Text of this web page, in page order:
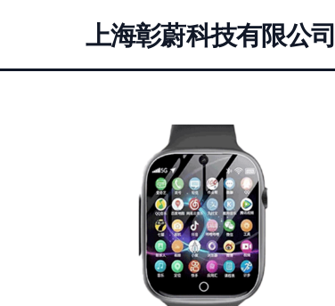
上海彰蔚科技有限公司